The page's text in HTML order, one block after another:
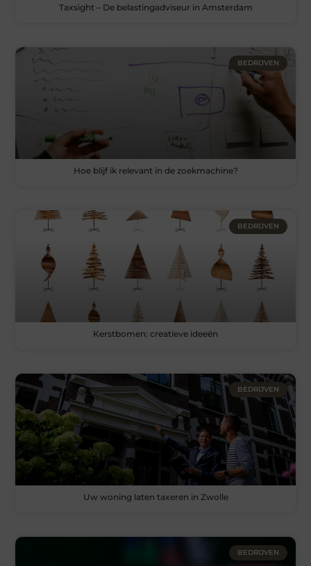
Taxsight – De belastingadviseur in Amsterdam
BEDRIJVEN
Hoe blijf ik relevant in de zoekmachine?
BEDRIJVEN
Kerstbomen: creatieve ideeën
BEDRIJVEN
Uw woning laten taxeren in Zwolle
BEDRIJVEN